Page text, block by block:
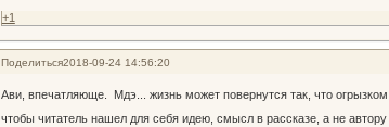
+1
Поделиться2018-09-24 14:56:20
Ави, впечатляюще. Мдэ... жизнь может повернутся так, что
чтобы читатель нашел для себя идею, смысл в рассказе, а не